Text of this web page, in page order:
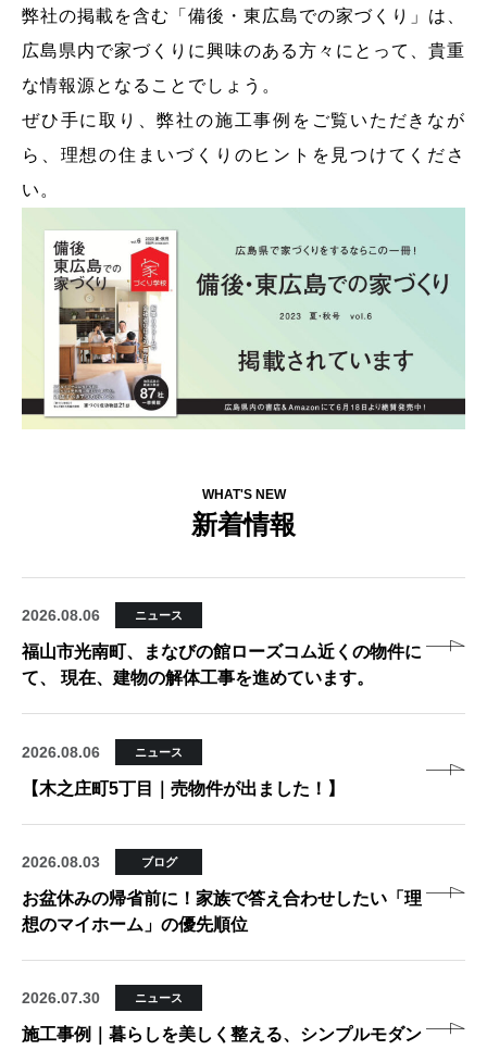
弊社の掲載を含む「備後・東広島での家づくり」は、
広島県内で家づくりに興味のある方々にとって、貴重
な情報源となることでしょう。
ぜひ手に取り、弊社の施工事例をご覧いただきなが
ら、理想の住まいづくりのヒントを見つけてくださ
い。
WHAT'S NEW
新着情報
2026.08.06 ニュース
福山市光南町、まなびの館ローズコム近くの物件に
て、 現在、建物の解体工事を進めています。
2026.08.06 ニュース
【木之庄町5丁目｜売物件が出ました！】
2026.08.03 ブログ
お盆休みの帰省前に！家族で答え合わせしたい「理
想のマイホーム」の優先順位
2026.07.30 ニュース
施工事例｜暮らしを美しく整える、シンプルモダン